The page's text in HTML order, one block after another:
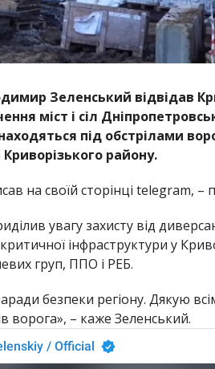
Зеленський відвідав
міст і сіл
під обстрілами
району.
на своїй сторінці telegram, –
увагу захисту від
інфраструктури у
груп, ППО і РЕБ.
безпеки регіону. Дякую
ворога», – каже Зеленський.